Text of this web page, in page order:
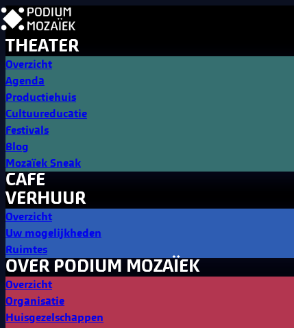
THEATER
Overzicht
Agenda
Productiehuis
Cultuureducatie
Festivals
Blog
Mozaïek Sneak
CAFE
VERHUUR
Overzicht
Uw mogelijkheden
Ruimtes
OVER PODIUM MOZAÏEK
Overzicht
Organisatie
Huisgezelschappen